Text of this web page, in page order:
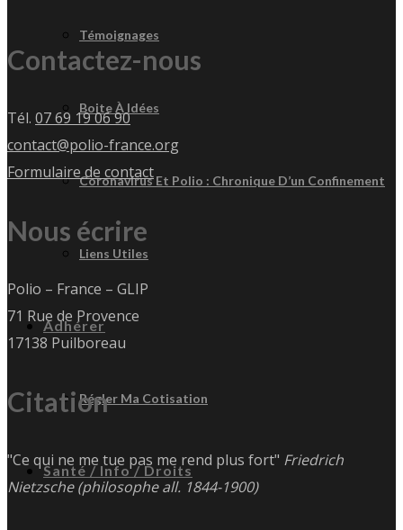
Témoignages
Boite À Idées
Coronavirus Et Polio : Chronique D’un Confinement
Liens Utiles
Adhérer
Régler Ma Cotisation
Santé / Info / Droits
Contactez-nous
Tél. 07 69 19 06 90
contact@polio-france.org
Formulaire de contact
Nous écrire
Polio – France – GLIP
71 Rue de Provence
17138 Puilboreau
Citation
"Ce qui ne me tue pas me rend plus fort" Friedrich
Nietzsche (philosophe all. 1844-1900)